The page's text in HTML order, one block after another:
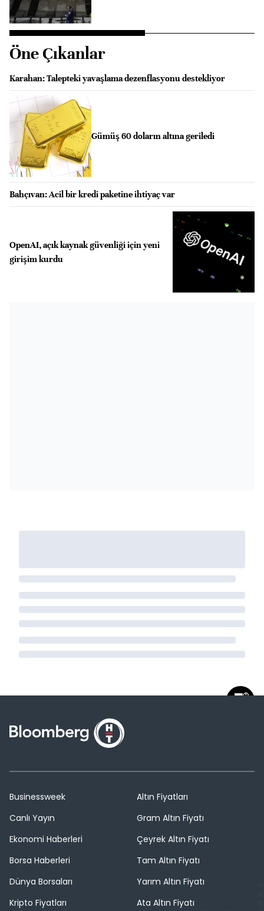
Öne Çıkanlar
Karahan: Talepteki yavaşlama dezenflasyonu destekliyor
Gümüş 60 doların altına geriledi
Bahçıvan: Acil bir kredi paketine ihtiyaç var
OpenAI, açık kaynak güvenliği için yeni
girişim kurdu
Businessweek
Canlı Yayın
Ekonomi Haberleri
Borsa Haberleri
Dünya Borsaları
Kripto Fiyatları
Altın Fiyatları
Gram Altın Fiyatı
Çeyrek Altın Fiyatı
Tam Altın Fiyatı
Yarım Altın Fiyatı
Ata Altın Fiyatı